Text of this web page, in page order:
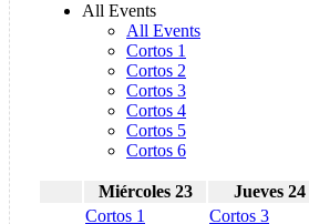
All Events
All Events
Cortos 1
Cortos 2
Cortos 3
Cortos 4
Cortos 5
Cortos 6
Miércoles 23 Jueves 24
Cortos 1
Cortos 3